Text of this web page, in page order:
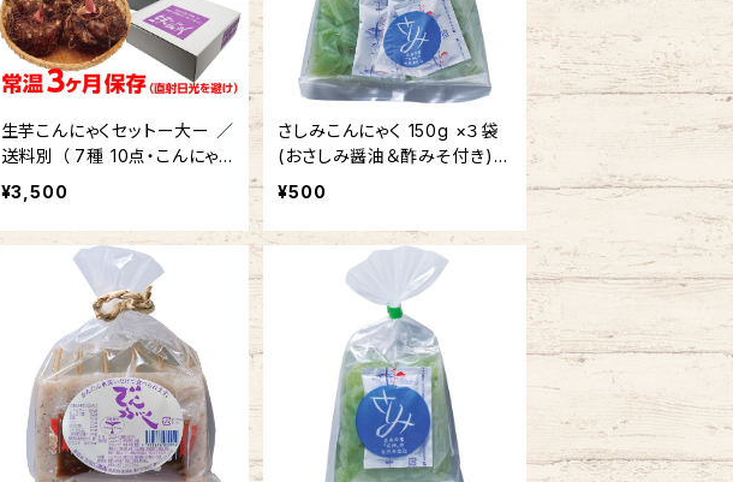
生芋こんにゃくセットー大ー ／
送料別 （ 7種 10点・こんにゃく
総重量4kgオーバー） 【自園
栽培 生芋こんにゃく】
¥3,500
さしみこんにゃく 150g ×３袋
(おさしみ醤油＆酢みそ付き)
【自園栽培 生芋こんにゃく】
¥500